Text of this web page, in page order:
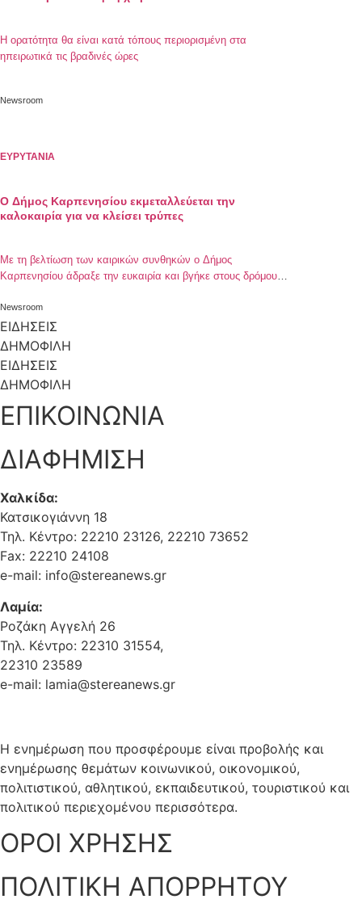
Η ορατότητα θα είναι κατά τόπους περιορισμένη στα
ηπειρωτικά τις βραδινές ώρες
Newsroom
ΕΥΡΥΤΑΝΙΑ
Ο Δήμος Καρπενησίου εκμεταλλεύεται την
καλοκαιρία για να κλείσει τρύπες
Με τη βελτίωση των καιρικών συνθηκών ο Δήμος
Καρπενησίου άδραξε την ευκαιρία και βγήκε στους δρόμους
από χθες με την πρώτη υποψία ήλιου, τα συνεργεία του
Δήμου Καρπενησίου ξεκίνησαν τις εργασίες προς
αποκατάσταση ζημιών και καθαρισμό των δημοτικών
Newsroom
ΕΙΔΗΣΕΙΣ
ΔΗΜΟΦΙΛΗ
ΕΙΔΗΣΕΙΣ
ΔΗΜΟΦΙΛΗ
ΕΠΙΚΟΙΝΩΝΙΑ
ΔΙΑΦΗΜΙΣΗ
Χαλκίδα:
Κατσικογιάννη 18
Τηλ. Κέντρο: 22210 23126, 22210 73652
Fax: 22210 24108
e-mail: info@stereanews.gr
Λαμία:
Ροζάκη Αγγελή 26
Τηλ. Κέντρο: 22310 31554,
22310 23589
e-mail: lamia@stereanews.gr
Η ενημέρωση που προσφέρουμε είναι προβολής και
ενημέρωσης θεμάτων κοινωνικού, οικονομικού,
πολιτιστικού, αθλητικού, εκπαιδευτικού, τουριστικού και
πολιτικού περιεχομένου περισσότερα.
ΟΡΟΙ ΧΡΗΣΗΣ
ΠΟΛΙΤΙΚΗ ΑΠΟΡΡΗΤΟΥ